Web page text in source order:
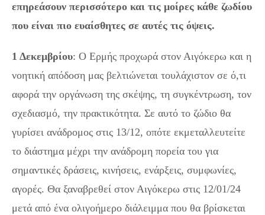
επηρεάσουν περισσότερο και τις μοίρες κάθε ζωδίου
που είναι πιο ευαίσθητες σε αυτές τις όψεις.
1 Δεκεμβρίου: Ο Ερμής προχωρά στον Αιγόκερω και η
νοητική απόδοση μας βελτιώνεται τουλάχιστον σε ό,τι
αφορά την οργάνωση της σκέψης, τη συγκέντρωση, τον
σχεδιασμό, την πρακτικότητα. Σε αυτό το ζώδιο θα
γυρίσει ανάδρομος στις 13/12, οπότε εκμεταλλευτείτε
το διάστημα μέχρι την ανάδρομη πορεία του για
σημαντικές δράσεις, κινήσεις, ενάρξεις, συμφωνίες,
αγορές. Θα ξαναβρεθεί στον Αιγόκερω στις 12/01/24
μετά από ένα ολιγοήμερο διάλειμμα που θα βρίσκεται